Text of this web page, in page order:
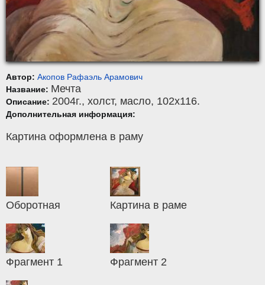
Автор: Акопов Рафаэль Арамович
Название: Мечта
Описание: 2004г., холст, масло, 102x116.
Дополнительная информация:
Картина оформлена в раму
Оборотная Картина в раме
Фрагмент 1 Фрагмент 2